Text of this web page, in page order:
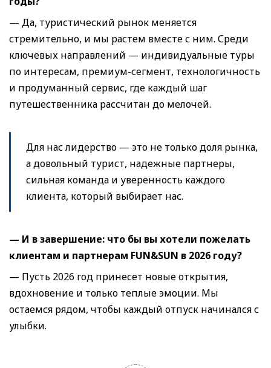
— Да, туристический рынок меняется
стремительно, и мы растем вместе с ним. Среди
ключевых направлений — индивидуальные туры
по интересам, премиум-сегмент, технологичность
и продуманный сервис, где каждый шаг
путешественника рассчитан до мелочей.
Для нас лидерство — это не только доля рынка,
а довольный турист, надежные партнеры,
сильная команда и уверенность каждого
клиента, который выбирает нас.
— И в завершение: что бы вы хотели пожелать
клиентам и партнерам FUN&SUN в 2026 году?
— Пусть 2026 год принесет новые открытия,
вдохновение и только теплые эмоции. Мы
остаемся рядом, чтобы каждый отпуск начинался с
улыбки.